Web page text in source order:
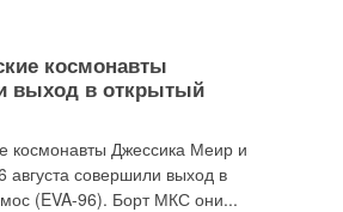
космонавты
выход в открытый
космонавты Джессика Меир и
совершили выход в
(EVA-96). Борт МКС они...